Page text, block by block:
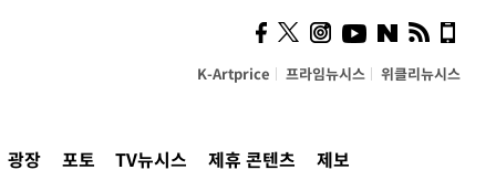
K-Artprice 프라임뉴시스 위클리뉴시스
광장 포토 TV뉴시스 제휴 콘텐츠 제보
시, 스마트폰 액세서리에
NFC 더했다